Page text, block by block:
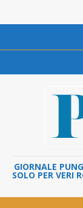
GIORNALE
SOLO PER VERI